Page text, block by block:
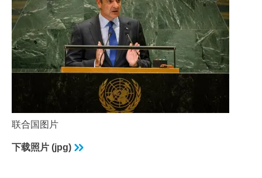
联合国图片
下载照片 (jpg)